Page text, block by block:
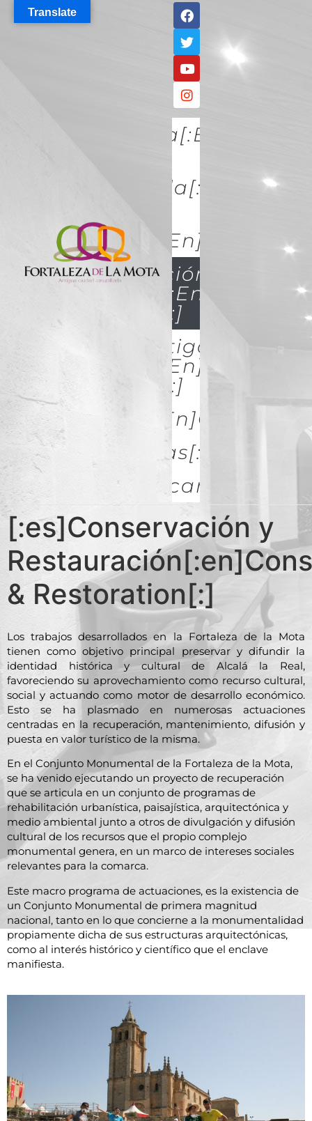
[:es]Conócela[:en]KNOW
[:es]Conservación Y
& Restoration[:]
[:es]Investigación Y
Difusión[:en]Research
& Spread[:]
Descargas
[:es]Conservación y
& Restoration[:]
Los trabajos desarrollados en la Fortaleza de la Mota
tienen como objetivo principal preservar y difundir la
identidad histórica y cultural de Alcalá la Real,
favoreciendo su aprovechamiento como recurso cultural,
social y actuando como motor de desarrollo económico.
Esto se ha plasmado en numerosas actuaciones
centradas en la recuperación, mantenimiento, difusión y
puesta en valor turístico de la misma.
En el Conjunto Monumental de la Fortaleza de la Mota,
se ha venido ejecutando un proyecto de recuperación
que se articula en un conjunto de programas de
rehabilitación urbanística, paisajística, arquitectónica y
medio ambiental junto a otros de divulgación y difusión
cultural de los recursos que el propio complejo
monumental genera, en un marco de intereses sociales
relevantes para la comarca.
Este macro programa de actuaciones, es la existencia de
un Conjunto Monumental de primera magnitud
nacional, tanto en lo que concierne a la monumentalidad
propiamente dicha de sus estructuras arquitectónicas,
como al interés histórico y científico que el enclave
manifiesta.
Translate